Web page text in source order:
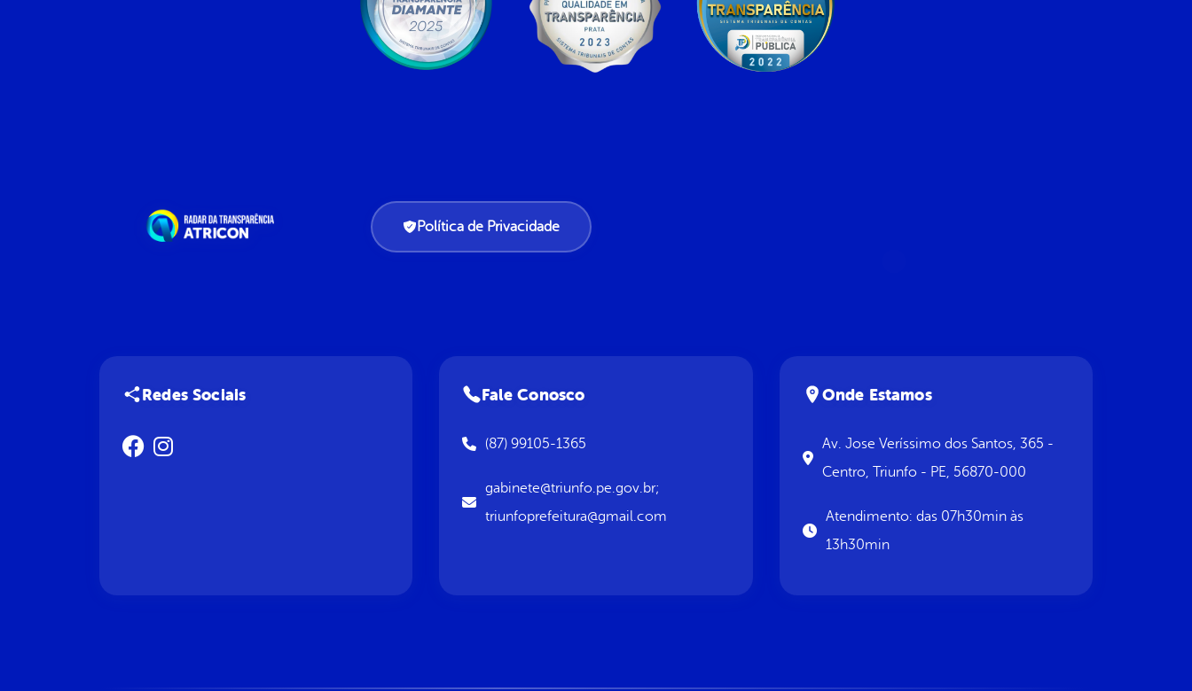
Política de Privacidade
Redes Sociais Fale Conosco
(87) 99105-1365
gabinete@triunfo.pe.gov.br;
triunfoprefeitura@gmail.com
Onde Estamos
Av. Jose Veríssimo dos Santos, 365 -
Centro, Triunfo - PE, 56870-000
Atendimento: das 07h30min às
13h30min